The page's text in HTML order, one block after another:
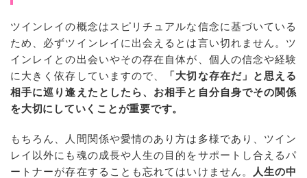
ツインレイの概念はスピリチュアルな信念に基づいている
ため、必ずツインレイに出会えるとは言い切れません。ツ
インレイとの出会いやその存在自体が、個人の信念や経験
に大きく依存していますので、
「大切な存在だ」と思える
相手に巡り逢えたとしたら、お相手と自分自身でその関係
を大切にしていくことが重要です。
もちろん、人間関係や愛情のあり方は多様であり、ツイン
レイ以外にも魂の成長や人生の目的をサポートし合えるパ
ートナーが存在することも忘れてはいけません。
人生の中